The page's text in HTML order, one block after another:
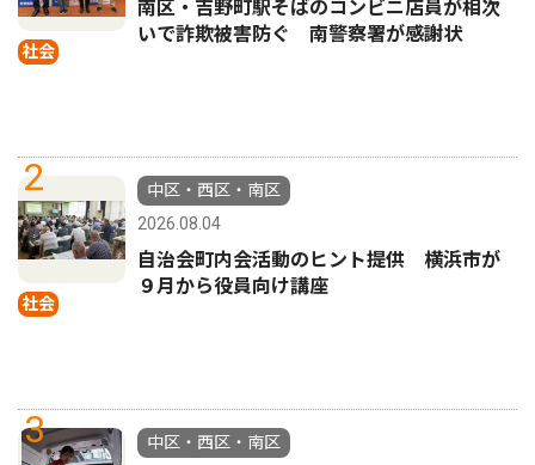
社会
南区・吉野町駅そばのコンビニ店員が相次
いで詐欺被害防ぐ 南警察署が感謝状
2
社会
中区・西区・南区
2026.08.04
自治会町内会活動のヒント提供 横浜市が
９月から役員向け講座
3
中区・西区・南区